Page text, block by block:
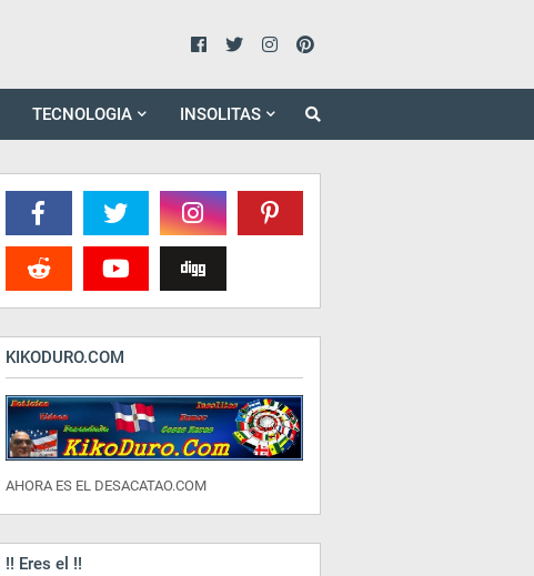
TECNOLOGIA INSOLITAS
KIKODURO.COM
AHORA ES EL DESACATAO.COM
!! Eres el !!